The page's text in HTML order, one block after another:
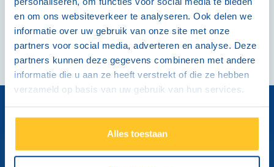
en om ons websiteverkeer te analyseren. Ook delen we
informatie over uw gebruik van onze site met onze
partners voor social media, adverteren en analyse. Deze
partners kunnen deze gegevens combineren met andere
informatie die u aan ze heeft verstrekt of die ze hebben
verzameld op basis van uw gebruik van hun services.
Alles toestaan
aspects de mon travail et j’apprécie beaucoup cela.